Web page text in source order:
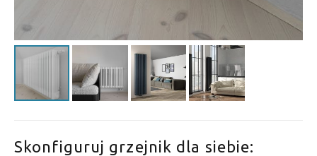
Skonfiguruj grzejnik dla siebie: